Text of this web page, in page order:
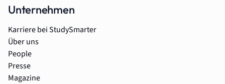
Unternehmen
Karriere bei StudySmarter
Über uns
People
Presse
Magazine